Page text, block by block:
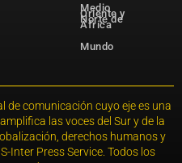
Medio
Oriente y
Norte de
África
Mundo
de comunicación cuyo eje es una
las voces del Sur y de la
derechos humanos y
Inter Press Service. Todos los